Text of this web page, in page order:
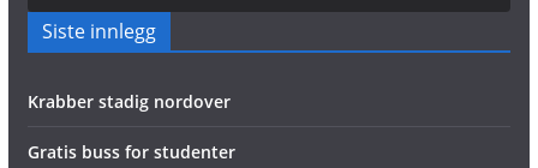
Siste innlegg
Krabber stadig nordover
Gratis buss for studenter